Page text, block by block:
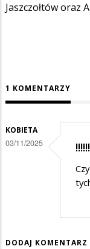
Jaszczołtów oraz
1 KOMENTARZY
KOBIETA
03/11/2025
DODAJ KOMENTARZ